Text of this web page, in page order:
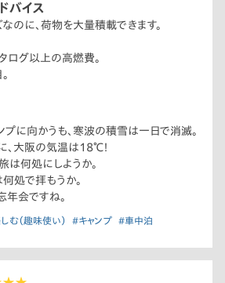
バイス
のに、荷物を大量積載できます。
ログ以上の高燃費。
に向かうも、寒波の積雪は一日で消滅。
、大阪の気温は18℃！
は何処にしようか。
処で拝もうか。
年会ですね。
む（趣味使い） #キャンプ #車中泊